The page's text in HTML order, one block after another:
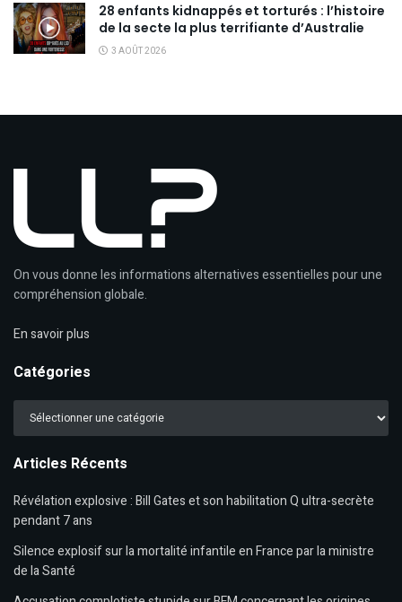
28 enfants kidnappés et torturés : l’histoire
de la secte la plus terrifiante d’Australie
3 AOÛT 2026
On vous donne les informations alternatives essentielles pour une
compréhension globale.
En savoir plus
Catégories
Catégories
Articles Récents
Révélation explosive : Bill Gates et son habilitation Q ultra-secrète
pendant 7 ans
Silence explosif sur la mortalité infantile en France par la ministre
de la Santé